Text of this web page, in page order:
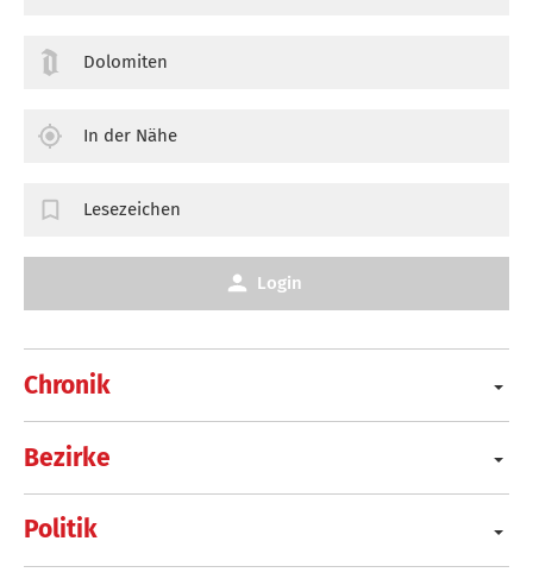
Chronik
Bezirke
Politik
Dolomiten
In der Nähe
Lesezeichen
Login